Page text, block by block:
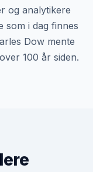
og analytikere
som i dag finnes
Dow mente
100 år siden.